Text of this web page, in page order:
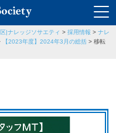
|ナレッジソサエティ > 採用情報 > ナレ
【2023年度】2024年3月の総括 > 移転